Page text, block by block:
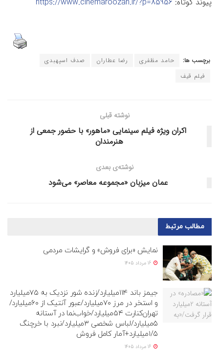
برچسب ها: حامد مظفری رضا عطاران
صدف اسپهبدی
فیلم قیف
نوشته قبلی
اکران ویژه فیلم سینمایی «ماهور» با حضور جمعی از
هنرمندان
نوشته‌ی بعدی
عمان میزبان «مجموعه معاصر» می‌شود
مطالب مرتبط
نمایش «برای فروش» و گرایشات مردمی
جیمز باند ۱۱۴میلیارد/زنده شور نزدیک به ۷۵میلیارد
و استخر در مرز ۷۰میلیارد/عبور آنتیک از ۶۰میلیارد/
تهران‌کنارت ۵۴میلیارد/خواب‌نما در آستانه
۵میلیارد/لباس شخصی ۳میلیارد/نبرد با خرچنگ
۱/۵میلیارد+آمار کامل فروش